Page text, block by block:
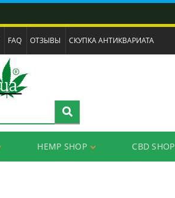
FAQ ОТЗЫВЫ СКУПКА АНТИКВАРИАТА
HEMP SHOP CBD SHOP